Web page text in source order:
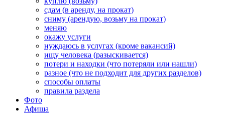
сдам (в аренду, на прокат)
сниму (арендую, возьму на прокат)
меняю
окажу услуги
нуждаюсь в услугах (кроме вакансий)
ищу человека (разыскивается)
потери и находки (что потеряли или нашли)
разное (что не подходит для других разделов)
способы оплаты
правила раздела
Фото
Афиша